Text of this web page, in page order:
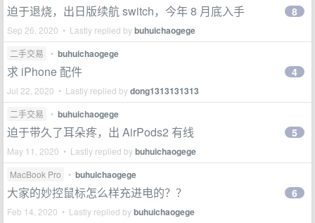
迫于退烧，出日版续航 switch，今年 8 月底入手
Sep 26, 2020 • Lastly replied bybuhuichaogege
8
二手交易 • buhuichaogege
求 iPhone 配件
Jul 22, 2020 • Lastly replied bydong1313131313
4
二手交易 • buhuichaogege
迫于带久了耳朵疼，出 AirPods2 有线
May 11, 2020 • Lastly replied bybuhuichaogege
5
MacBook Pro • buhuichaogege
大家的妙控鼠标怎么样充进电的？？
Feb 14, 2020 • Lastly replied bybuhuichaogege
6